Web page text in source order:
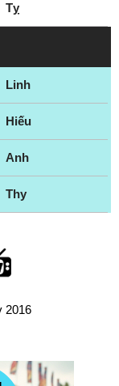
Tỵ
Linh
Hiếu
Anh
Thy
2016